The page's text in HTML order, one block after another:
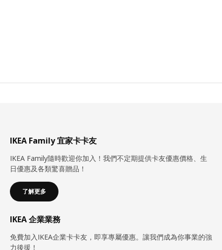
IKEA Family 宜家卡卡友
IKEA Family隨時歡迎你加入！我們不定期提供卡友優惠價格、生
日優惠及各類驚喜贈品！
了解更多
IKEA 企業業務
免費加入IKEA企業卡卡友，即享專屬優惠。讓我們成為你事業的強
力後援！